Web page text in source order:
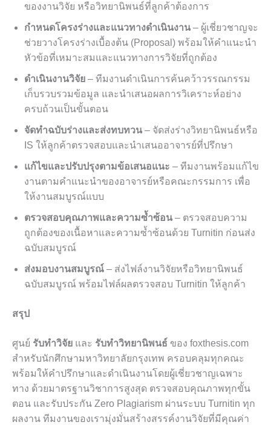
ของงานวิจัย หรือวิทยานิพนธ์ที่ลูกค้าต้องการ
กำหนดโครงร่างและแนวทางดำเนินงาน – ผู้เชี่ยวชาญจะ
ช่วยวางโครงร่างเบื้องต้น (Proposal) พร้อมให้คำแนะนำ
หัวข้อที่เหมาะสมและแนวทางการวิจัยที่ถูกต้อง
ดำเนินงานวิจัย – ทีมงานดำเนินการค้นคว้าวรรณกรรม
เก็บรวบรวมข้อมูล และนำเสนอผลการวิเคราะห์อย่าง
ครบถ้วนเป็นขั้นตอน
จัดทำฉบับร่างและส่งทบทวน – จัดส่งร่างวิทยานิพนธ์หรือ
IS ให้ลูกค้าตรวจสอบและนำเสนออาจารย์ที่ปรึกษา
แก้ไขและปรับปรุงตามข้อเสนอแนะ – ทีมงานพร้อมแก้ไข
งานตามคำแนะนำของอาจารย์หรือคณะกรรมการ เพื่อ
ให้งานสมบูรณ์แบบ
ตรวจสอบคุณภาพและความซ้ำซ้อน – ตรวจสอบความ
ถูกต้องของเนื้อหาและความซ้ำซ้อนด้วย Turnitin ก่อนส่ง
ฉบับสมบูรณ์
ส่งมอบงานสมบูรณ์ – ส่งไฟล์งานวิจัยหรือวิทยานิพนธ์
ฉบับสมบูรณ์ พร้อมไฟล์ผลตรวจสอบ Turnitin ให้ลูกค้า
สรุป
ศูนย์ รับทำวิจัย และ รับทำวิทยานิพนธ์ ของ foxthesis.com
สำหรับนักศึกษามหาวิทยาลัยกรุงเทพ ครอบคลุมทุกคณะ
พร้อมให้คำปรึกษาและดำเนินงานโดยผู้เชี่ยวชาญเฉพาะ
ทาง ด้วยมาตรฐานวิชาการสูงสุด ตรวจสอบคุณภาพทุกขั้น
ตอน และรับประกัน Zero Plagiarism ผ่านระบบ Turnitin ทุก
ผลงาน ทีมงานของเรามุ่งมั่นสร้างสรรค์งานวิจัยที่มีคุณค่า